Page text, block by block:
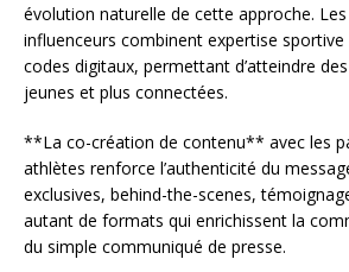
évolution naturelle de cette approche.
influenceurs combinent expertise
codes digitaux, permettant d’atteindre
jeunes et plus connectées.
**La co-création de contenu** avec les
athlètes renforce l’authenticité du
exclusives, behind-the-scenes,
autant de formats qui enrichissent la
du simple communiqué de presse.